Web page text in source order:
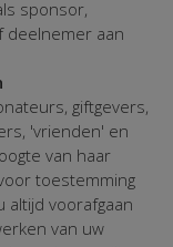
sponsor,
deelnemer aan
giftgevers,
'vrienden' en
van haar
toestemming
altijd voorafgaan
van uw